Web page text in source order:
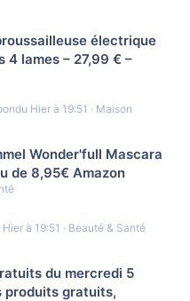
électrique
4 lames – 27,99 € –
Maison
Hier à 19:51
Wonder'full Mascara
de 8,95€ Amazon
Beauté & Santé
Hier à 19:51
du mercredi 5
produits gratuits,